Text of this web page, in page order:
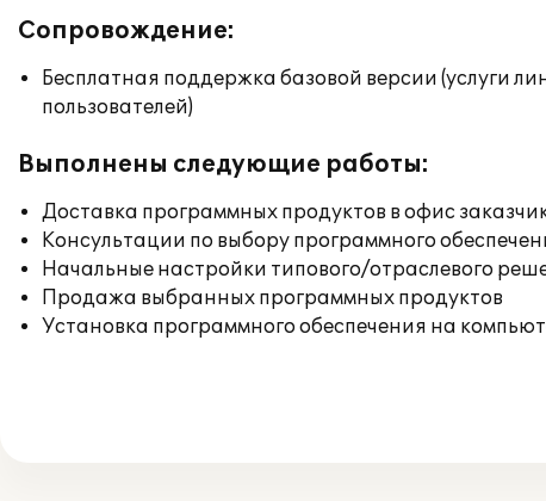
Сопровождение:
Бесплатная поддержка базовой версии (услуги
пользователей)
Выполнены следующие работы:
Доставка программных продуктов в офис
Консультации по выбору программного
Начальные настройки типового/отраслевого
Продажа выбранных программных продуктов
Установка программного обеспечения на